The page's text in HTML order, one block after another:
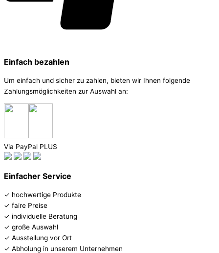
Einfach bezahlen
Um einfach und sicher zu zahlen, bieten wir Ihnen folgende
Zahlungsmöglichkeiten zur Auswahl an:
Via PayPal PLUS
Einfacher Service
✓ hochwertige Produkte
✓ faire Preise
✓ individuelle Beratung
✓ große Auswahl
✓ Ausstellung vor Ort
✓ Abholung in unserem Unternehmen